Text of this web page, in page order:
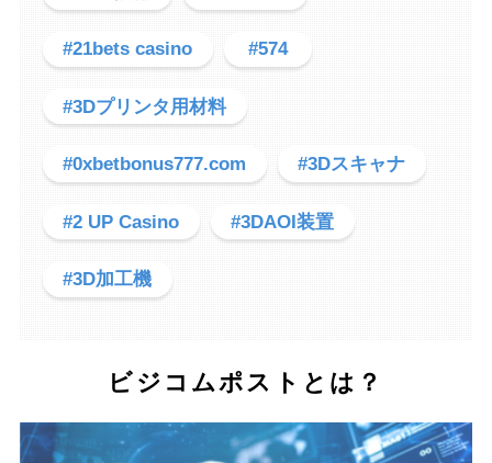
#21bets casino #574
#3Dプリンタ用材料
#0xbetbonus777.com #3Dスキャナ
#2 UP Casino #3DAOI装置
#3D加工機
ビジコムポストとは？